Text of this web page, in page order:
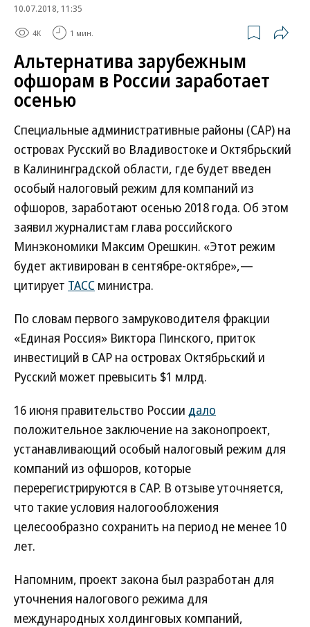
10.07.2018, 11:35
4K 1 мин.
Альтернатива зарубежным
офшорам в России заработает
осенью
Специальные административные районы (САР) на
островах Русский во Владивостоке и Октябрьский
в Калининградской области, где будет введен
особый налоговый режим для компаний из
офшоров, заработают осенью 2018 года. Об этом
заявил журналистам глава российского
Минэкономики Максим Орешкин. «Этот режим
будет активирован в сентябре-октябре»,—
цитирует ТАСС министра.
По словам первого замруководителя фракции
«Единая Россия» Виктора Пинского, приток
инвестиций в САР на островах Октябрьский и
Русский может превысить $1 млрд.
16 июня правительство России дало
положительное заключение на законопроект,
устанавливающий особый налоговый режим для
компаний из офшоров, которые
перерегистрируются в САР. В отзыве уточняется,
что такие условия налогообложения
целесообразно сохранить на период не менее 10
лет.
Напомним, проект закона был разработан для
уточнения налогового режима для
международных холдинговых компаний,